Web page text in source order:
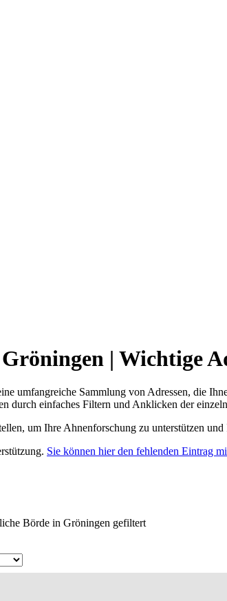
| Wichtige
umfangreiche Sammlung von Adressen, die
durch einfaches Filtern und Anklicken der
um Ihre Ahnenforschung zu unterstützen
Sie können hier den fehlenden Eintrag
Börde in Gröningen gefiltert